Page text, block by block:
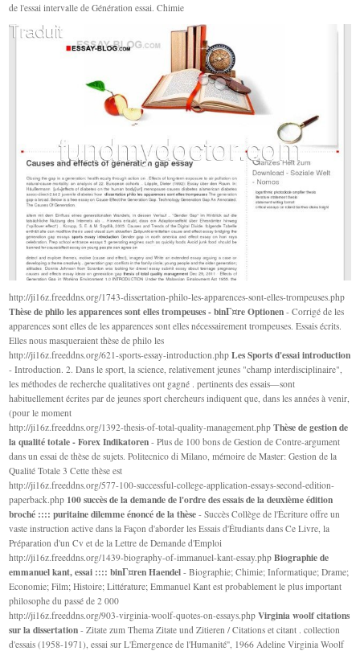
de l'essai intervalle de Génération essai. Chimie
http://ji16z.freeddns.org/1743-dissertation-philo-les-apparences-sont-elles-trompeuses.php
Thèse de philo les apparences sont elles trompeuses - binГ¤re Optionen - Corrigé de les
apparences sont elles de les apparences sont elles nécessairement trompeuses. Essais écrits.
Elles nous masqueraient thèse de philo les
http://ji16z.freeddns.org/621-sports-essay-introduction.phpLes Sports d'essai introduction
- Introduction. 2. Dans le sport, la science, relativement jeunes "champ interdisciplinaire",
les méthodes de recherche qualitatives ont gagné . pertinents des essais—sont
habituellement écrites par de jeunes sport chercheurs indiquent que, dans les années à venir,
(pour le moment
http://ji16z.freeddns.org/1392-thesis-of-total-quality-management.phpThèse de gestion de
la qualité totale - Forex Indikatoren - Plus de 100 bons de Gestion de Contre-argument
dans un essai de thèse de sujets. Politecnico di Milano, mémoire de Master: Gestion de la
Qualité Totale 3 Cette thèse est
http://ji16z.freeddns.org/577-100-successful-college-application-essays-second-edition-
paperback.php 100 succès de la demande de l'ordre des essais de la deuxième édition
broché :::: puritaine dilemme énoncé de la thèse - Succès Collège de l'Écriture offre un
vaste instruction active dans la Façon d'aborder les Essais d'Étudiants dans Ce Livre, la
Préparation d'un Cv et de la Lettre de Demande d'Emploi
http://ji16z.freeddns.org/1439-biography-of-immanuel-kant-essay.phpBiographie de
emmanuel kant, essai :::: binГ¤ren Haendel - Biographie; Chimie; Informatique; Drame;
Economie; Film; Histoire; Littérature; Emmanuel Kant est probablement le plus important
philosophe du passé de 2 000
http://ji16z.freeddns.org/903-virginia-woolf-quotes-on-essays.phpVirginia woolf citations
sur la dissertation - Zitate zum Thema Zitate und Zitieren / Citations et citant . collection
d'essais (1958-1971), essai sur L'Émergence de l'Humanité'', 1966 Adeline Virginia Woolf